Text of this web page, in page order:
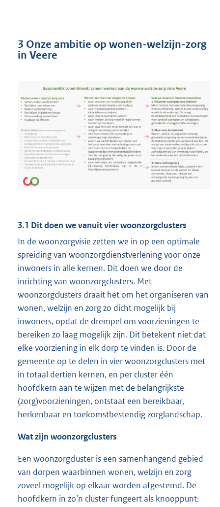
3 Onze ambitie op wonen-welzijn-zorg
in Veere
3.1 Dit doen we vanuit vier woonzorgclusters
In de woonzorgvisie zetten we in op een optimale
spreiding van woonzorgdienstverlening voor onze
inwoners in alle kernen. Dit doen we door de
inrichting van woonzorgclusters. Met
woonzorgclusters draait het om het organiseren van
wonen, welzijn en zorg zo dicht mogelijk bij
inwoners, opdat de drempel om voorzieningen te
bereiken zo laag mogelijk zijn. Dit betekent niet dat
elke voorziening in elk dorp te vinden is. Door de
gemeente op te delen in vier woonzorgclusters met
in totaal dertien kernen, en per cluster één
hoofdkern aan te wijzen met de belangrijkste
(zorg)voorzieningen, ontstaat een bereikbaar,
herkenbaar en toekomstbestendig zorglandschap.
Wat zijn woonzorgclusters
Een woonzorgcluster is een samenhangend gebied
van dorpen waarbinnen wonen, welzijn en zorg
zoveel mogelijk op elkaar worden afgestemd. De
hoofdkern in zo’n cluster fungeert als knooppunt: